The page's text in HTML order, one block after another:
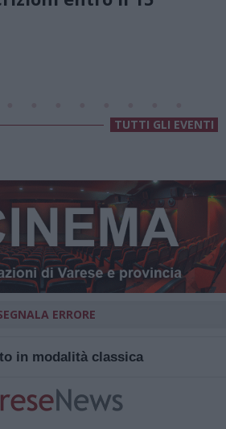
TUTTI GLI EVENTI
ERRORE
in modalità classica